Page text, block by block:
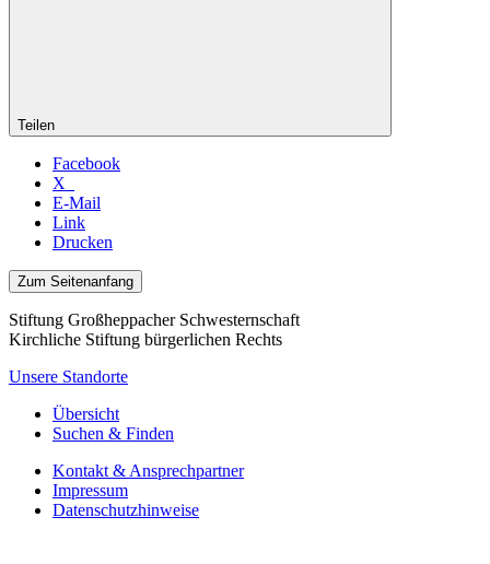
Teilen
Facebook
X
E-Mail
Link
Drucken
Zum Seitenanfang
Stiftung Großheppacher Schwesternschaft
Kirchliche Stiftung bürgerlichen Rechts
Unsere Standorte
Übersicht
Suchen & Finden
Kontakt & Ansprechpartner
Impressum
Datenschutzhinweise